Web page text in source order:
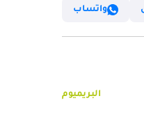
واتساب
البريميوم